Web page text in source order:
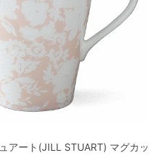
アート(JILL STUART) マグカッ